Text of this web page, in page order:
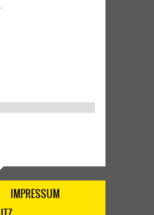
IMPRESSUM